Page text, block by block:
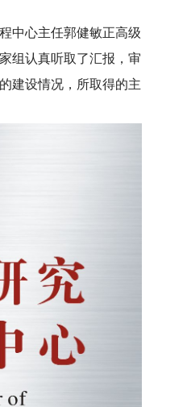
中心主任郭健敏正高级
组认真听取了汇报，审
建设情况，所取得的主